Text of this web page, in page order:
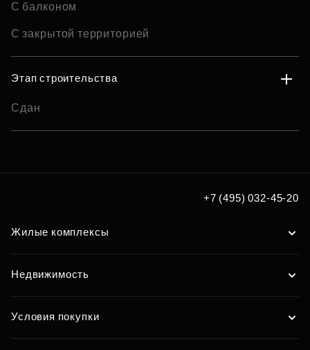
С балконом
С закрытой территорией
Этап строительства
Сдан
+7 (495) 032-45-20
Жилые комплексы
Недвижимость
Условия покупки